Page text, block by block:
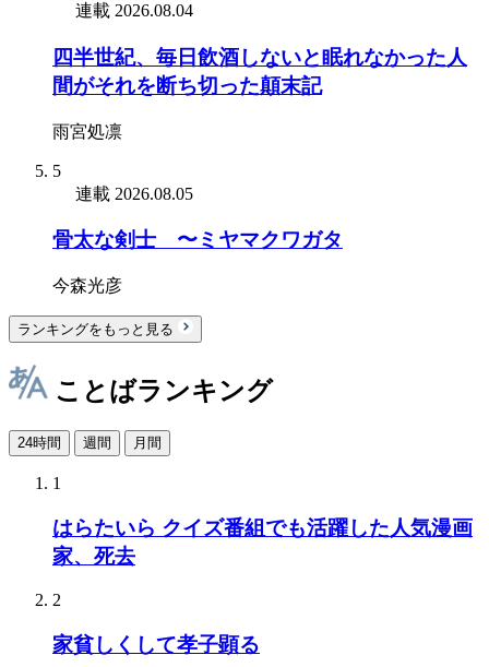
連載 2026.08.04
四半世紀、毎日飲酒しないと眠れなかった人
間がそれを断ち切った顛末記
雨宮処凛
5
連載 2026.08.05
骨太な剣士 〜ミヤマクワガタ
今森光彦
ランキングをもっと見る
ことばランキング
24時間 週間 月間
1
はらたいら クイズ番組でも活躍した人気漫画
家、死去
2
家貧しくして孝子顕る